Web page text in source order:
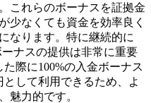
これらのボーナスを証拠金
少なくても資金を効率良く
なります。特に継続的に
ナスの提供は非常に重要
際に100%の入金ボーナス
して利用できるため、よ
魅力的です。